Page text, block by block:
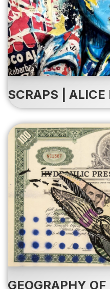
SCRAPS | ALICE
GEOGRAPHY OF